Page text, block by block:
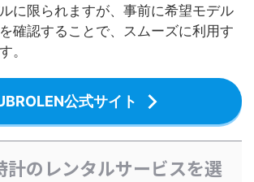
に限られますが、事前に希望モデル
確認することで、スムーズに利用す
。
公式サイト
計のレンタルサービスを選